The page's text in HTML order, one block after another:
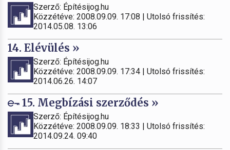
Szerző: Építésijog.hu
Közzétéve: 2008.09.09. 17:08 | Utolsó frissítés:
2014.05.08. 13:06
14. Elévülés »
Szerző: Építésijog.hu
Közzétéve: 2008.09.09. 17:34 | Utolsó frissítés:
2014.06.26. 14:07
15. Megbízási szerződés »
Szerző: Építésijog.hu
Közzétéve: 2008.09.09. 18:33 | Utolsó frissítés:
2014.09.24. 09:40